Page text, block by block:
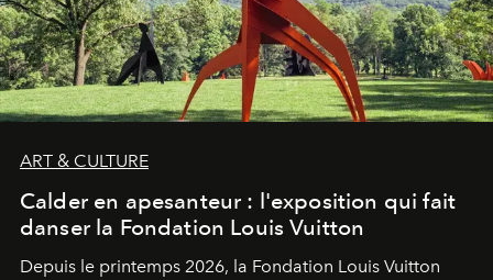
ART & CULTURE
Calder en apesanteur : l'exposition qui fait
danser la Fondation Louis Vuitton
Depuis le printemps 2026, la Fondation Louis Vuitton